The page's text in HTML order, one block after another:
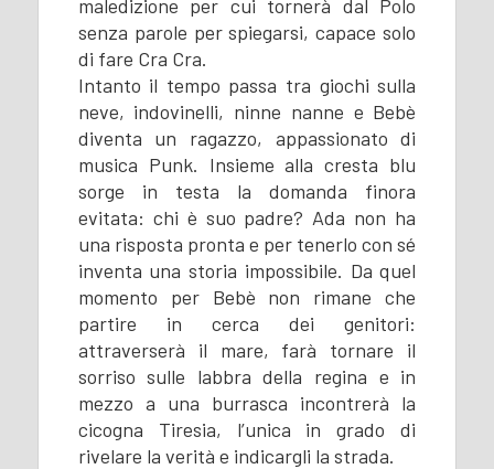
maledizione per cui tornerà dal Polo
senza parole per spiegarsi, capace solo
di fare Cra Cra.
Intanto il tempo passa tra giochi sulla
neve, indovinelli, ninne nanne e Bebè
diventa un ragazzo, appassionato di
musica Punk. Insieme alla cresta blu
sorge in testa la domanda finora
evitata: chi è suo padre? Ada non ha
una risposta pronta e per tenerlo con sé
inventa una storia impossibile. Da quel
momento per Bebè non rimane che
partire in cerca dei genitori:
attraverserà il mare, farà tornare il
sorriso sulle labbra della regina e in
mezzo a una burrasca incontrerà la
cicogna Tiresia, l’unica in grado di
rivelare la verità e indicargli la strada.